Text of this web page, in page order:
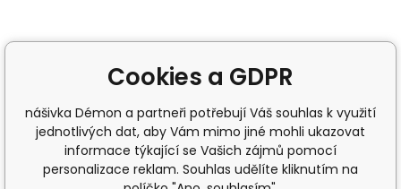
Cookies a GDPR
nášivka Démon a partneři potřebují Váš souhlas k využití
jednotlivých dat, aby Vám mimo jiné mohli ukazovat
informace týkající se Vašich zájmů pomocí
personalizace reklam. Souhlas udělíte kliknutím na